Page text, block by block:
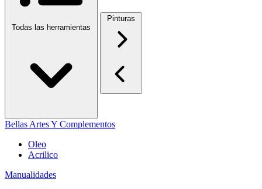
Todas las herramientas
Pinturas
Bellas Artes Y Complementos
Oleo
Acrilico
Manualidades